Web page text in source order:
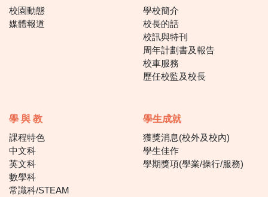
校園動態
媒體報道
學校簡介
校長的話
校訊與特刊
周年計劃書及報告
校車服務
歷任校監及校長
學 與 教
課程特色
中文科
英文科
數學科
常識科/STEAM
學生成就
獲獎消息(校外及校內)
學生佳作
學期獎項(學業/操行/服務)